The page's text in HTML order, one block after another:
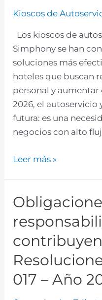
Kioscos de
Los kioscos de
Simphony se han
soluciones más
hoteles que buscan
personal y
2026, el autoservicio
futura: es una
negocios con alto
Leer más »
017 – Año